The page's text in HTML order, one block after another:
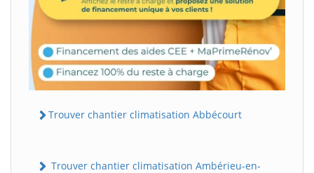
Trouver chantier climatisation Abbécourt
Trouver chantier climatisation Ambérieu-en-